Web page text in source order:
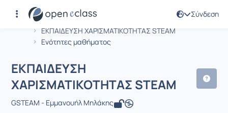
Σύνδεση
Αρχική Σελίδα
ΕΚΠΑΙΔΕΥΣΗ ΧΑΡΙΣΜΑΤΙΚΟΤΗΤΑΣ STEAM
Ενότητες μαθήματος
Μάθημα : ΕΚΠΑΙΔΕΥΣΗ
ΕΚΠΑΙΔΕΥΣΗ
ΧΑΡΙΣΜΑΤΙΚΟΤΗΤΑΣ STEAM
GSTEAM - Εμμανουήλ Μηλάκης